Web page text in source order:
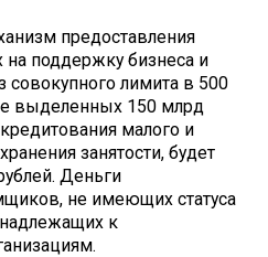
предоставления
поддержку бизнеса и
совокупного лимита в 500
выделенных 150 млрд
малого и
занятости, будет
Деньги
не имеющих статуса
к